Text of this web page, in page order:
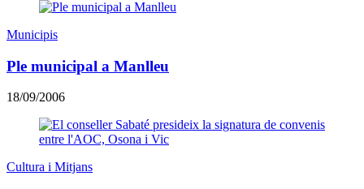
Municipis
Ple municipal a Manlleu
18/09/2006
Cultura i Mitjans